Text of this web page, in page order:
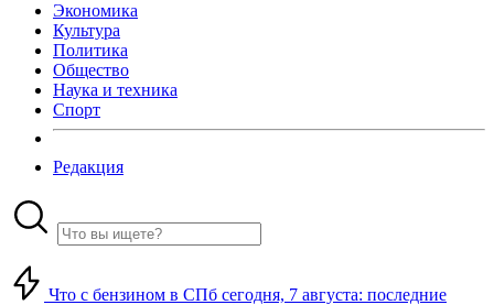
Экономика
Культура
Политика
Общество
Наука и техника
Спорт
Редакция
Что с бензином в СПб сегодня, 7 августа: последние